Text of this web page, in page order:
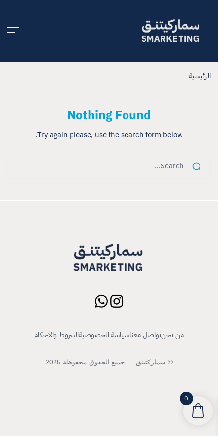
الرئيسية
Nothing Found
Try again please, use the search form below.
من نحنتواصل معناسياسة الخصوصيةالشروط والأحكام
© سماركتينق — جميع الحقوق محفوظة 2025
0